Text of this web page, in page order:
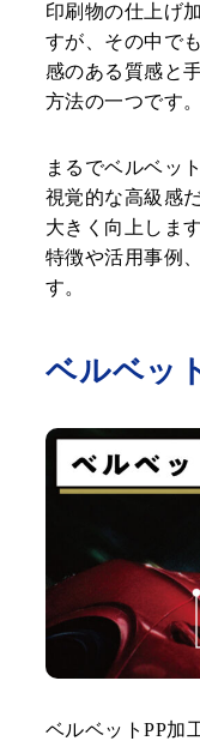
印刷物の仕上げ
すが、その中で
感のある質感と
方法の一つです。
まるでベルベッ
視覚的な高級感
大きく向上しま
特徴や活用事例
す。
ベルベッ
ベルベットPP加